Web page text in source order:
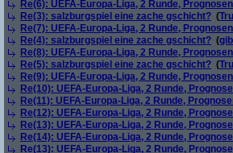
Re(6): UEFA-Europa-Liga, 2 Runde,
Re(3): salzburgspiel eine zache gschicht? (
Re(7): UEFA-Europa-Liga, 2 Runde,
Re(4): salzburgspiel eine zache gschicht? (
Re(8): UEFA-Europa-Liga, 2 Runde,
Re(5): salzburgspiel eine zache gschicht? (
Re(9): UEFA-Europa-Liga, 2 Runde,
Re(10): UEFA-Europa-Liga, 2 Runde,
Re(11): UEFA-Europa-Liga, 2 Runde,
Re(12): UEFA-Europa-Liga, 2 Runde,
Re(13): UEFA-Europa-Liga, 2 Runde,
Re(14): UEFA-Europa-Liga, 2 Runde,
Re(13): UEFA-Europa-Liga, 2 Runde,